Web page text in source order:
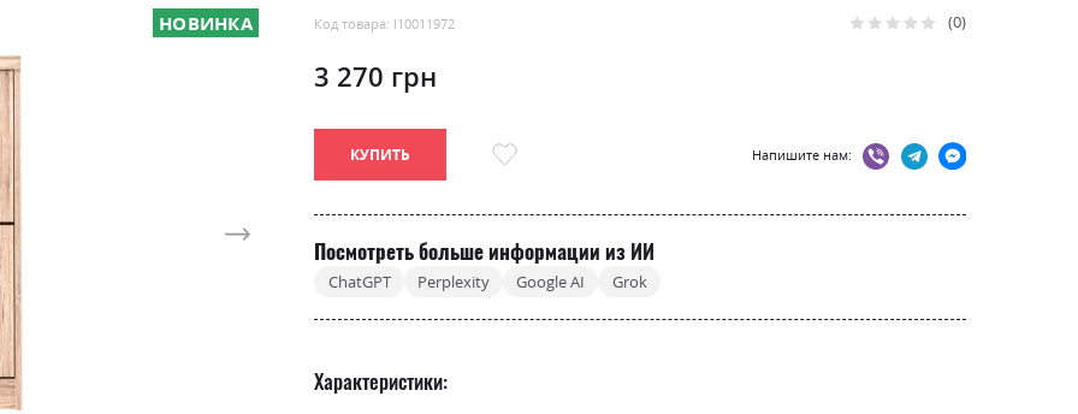
НОВИНКА Код товара: l10011972 Рейтинг: 0
3 270 грн
КУПИТЬ Напишите нам:
Посмотреть больше информации из ИИ
ChatGPT Perplexity Google AI Grok
Характеристики